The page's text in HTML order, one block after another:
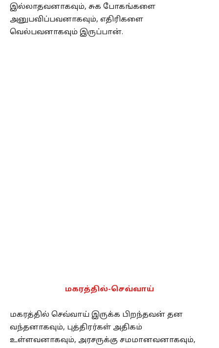
இல்லாதவனாகவும், சுக போகங்களை
அனுபவிப்பவனாகவும், எதிரிகளை
வெல்பவனாகவும் இருப்பான்.
மகரத்தில்-செவ்வாய்
மகரத்தில் செவ்வாய் இருக்க பிறந்தவன் தன
வந்தனாகவும், புத்திரர்கள் அதிகம்
உள்ளவனாகவும், அரசருக்கு சமமானவனாகவும்,